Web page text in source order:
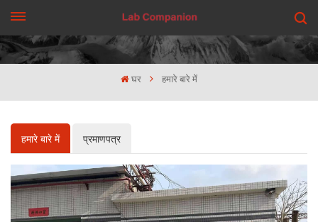
घर हमारे बारे में
हमारे बारे में प्रमाणपत्र